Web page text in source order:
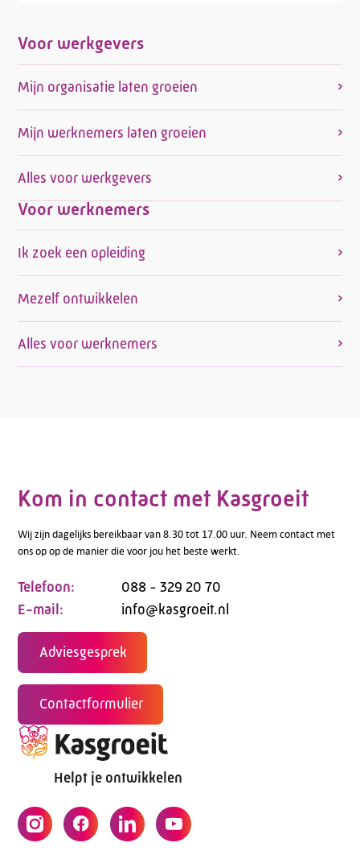
Voor werkgevers
Mijn organisatie laten groeien
Mijn werknemers laten groeien
Alles voor werkgevers
Voor werknemers
Ik zoek een opleiding
Mezelf ontwikkelen
Alles voor werknemers
Kom in contact met Kasgroeit
Wij zijn dagelijks bereikbaar van 8.30 tot 17.00 uur. Neem contact met
ons op op de manier die voor jou het beste werkt.
Telefoon:
088 - 329 20 70
E-mail:
info@kasgroeit.nl
Adviesgesprek
Contactformulier
Helpt je ontwikkelen